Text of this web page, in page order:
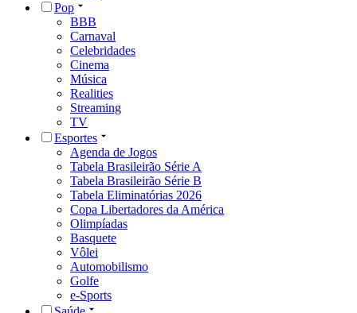
Pop
BBB
Carnaval
Celebridades
Cinema
Música
Realities
Streaming
TV
Esportes
Agenda de Jogos
Tabela Brasileirão Série A
Tabela Brasileirão Série B
Tabela Eliminatórias 2026
Copa Libertadores da América
Olimpíadas
Basquete
Vôlei
Automobilismo
Golfe
e-Sports